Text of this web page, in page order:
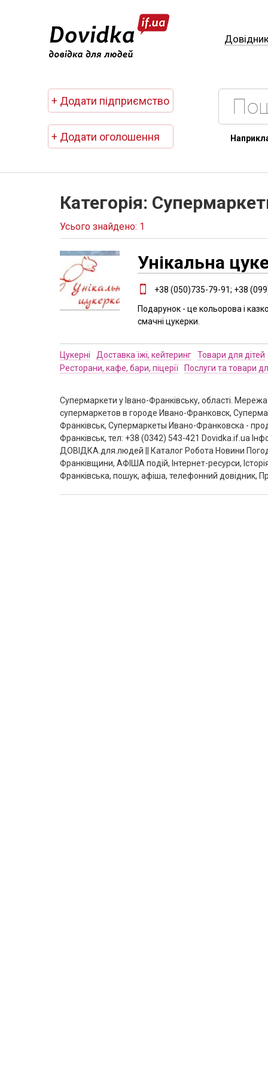
+ Додати підприємство
+ Додати оголошення
Категорія:
Усього знайдено: 1
Унікальна
+38 (050)735-79-91; +38
Подарунок - це кольорова і
смачні цукерки.
Цукерні Доставка їжі, кейтеринг
Товари для дітей
Ресторани, кафе, бари, піцерії
Послуги та товари
Супермаркети у Івано-Франківську, області.
супермаркетов в городе Ивано-Франковск,
Франківськ, Супермаркеты Ивано-Франковска -
Франківськ, тел: +38 (0342) 543-421 Dovidka.if.ua
ДОВІДКА.для.людей || Каталог Робота Новини
Франківщини, АФІША подій, Інтернет-ресурси,
Франківська, пошук, афіша, телефонний довідник,